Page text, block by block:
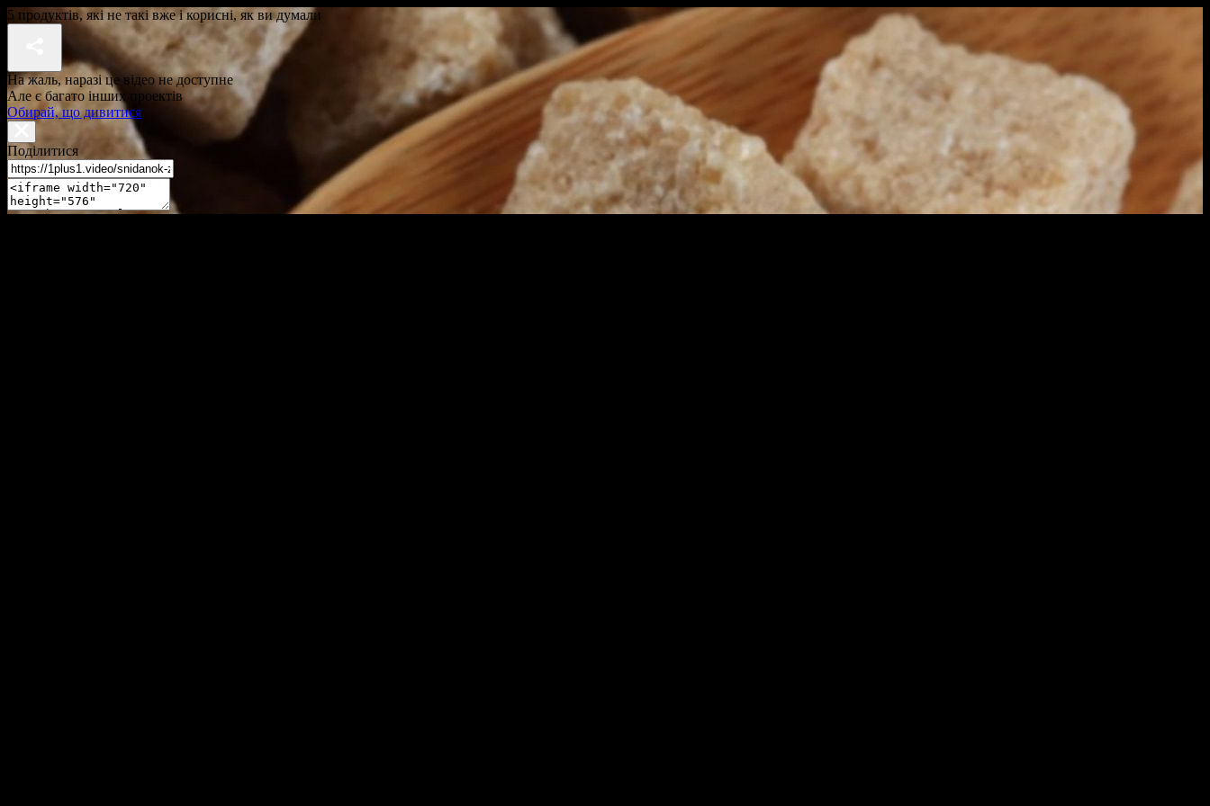
5 продуктів, які не такі вже і корисні, як ви думали
На жаль, наразі це відео не доступне
Але є багато інших проектів
Обирай, що дивитися
Поділитися